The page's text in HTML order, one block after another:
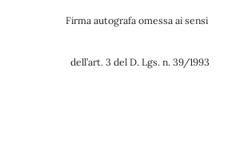
Firma autografa omessa ai sensi
dell’art. 3 del D. Lgs. n. 39/1993